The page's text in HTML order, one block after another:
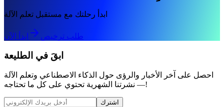
ابدأ رحلتك مع مستقبل تعلم الآلة
طلب ترخيص ابدأ الآن
ابقَ في الطليعة
احصل على آخر الأخبار والرؤى حول الذكاء الاصطناعي وتعلم الآلة
— نشرتنا الشهرية تحتوي على كل ما تحتاجه!
اشترك